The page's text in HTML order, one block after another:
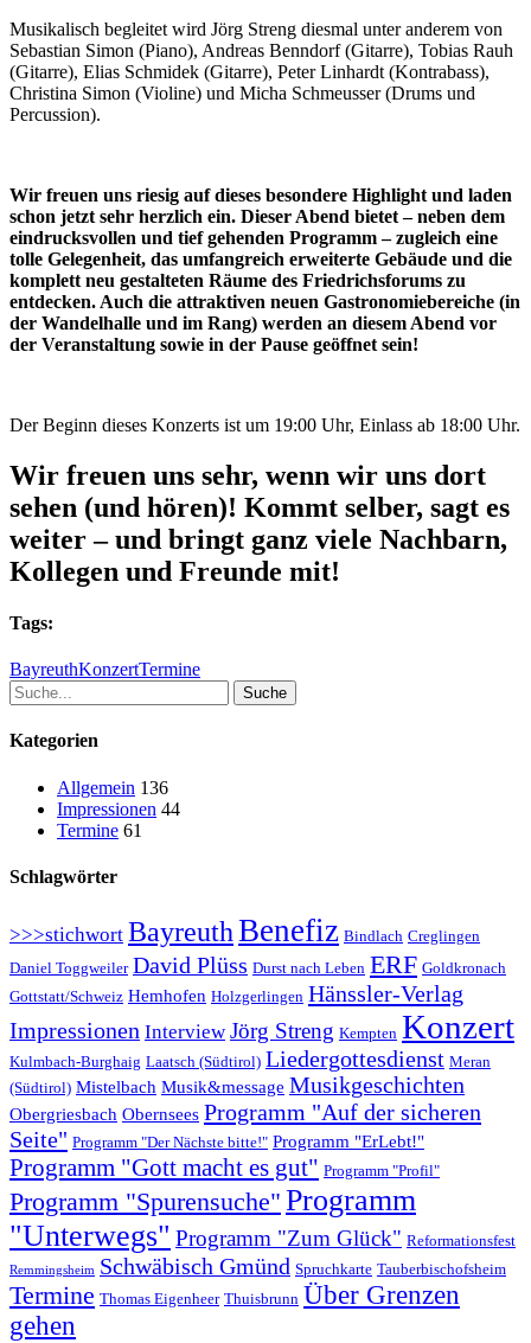
Musikalisch begleitet wird Jörg Streng diesmal unter anderem von
Sebastian Simon (Piano), Andreas Benndorf (Gitarre), Tobias Rauh
(Gitarre), Elias Schmidek (Gitarre), Peter Linhardt (Kontrabass),
Christina Simon (Violine) und Micha Schmeusser (Drums und
Percussion).
Wir freuen uns riesig auf dieses besondere Highlight und laden
schon jetzt sehr herzlich ein. Dieser Abend bietet – neben dem
eindrucksvollen und tief gehenden Programm – zugleich eine
tolle Gelegenheit, das umfangreich erweiterte Gebäude und die
komplett neu gestalteten Räume des Friedrichsforums zu
entdecken. Auch die attraktiven neuen Gastronomiebereiche (in
der Wandelhalle und im Rang) werden an diesem Abend vor
der Veranstaltung sowie in der Pause geöffnet sein!
Der Beginn dieses Konzerts ist um 19:00 Uhr, Einlass ab 18:00 Uhr.
Wir freuen uns sehr, wenn wir uns dort
sehen (und hören)! Kommt selber, sagt es
weiter – und bringt ganz viele Nachbarn,
Kollegen und Freunde mit!
Tags:
BayreuthKonzertTermine
Suche
Kategorien
Allgemein 136
Impressionen 44
Termine 61
Schlagwörter
>>>stichwort BayreuthBenefiz Bindlach Creglingen
Daniel Toggweiler David Plüss Durst nach Leben ERF Goldkronach
Gottstatt/Schweiz Hemhofen Holzgerlingen Hänssler-Verlag
Impressionen Interview Jörg Streng Kempten Konzert
Kulmbach-Burghaig Laatsch (Südtirol) Liedergottesdienst Meran
(Südtirol) Mistelbach Musik&message Musikgeschichten
Obergriesbach Obernsees Programm "Auf der sicheren
Seite" Programm "Der Nächste bitte!" Programm "ErLebt!"
Programm "Gott macht es gut" Programm "Profil"
Programm "Spurensuche" Programm
"Unterwegs" Programm "Zum Glück" Reformationsfest
Remmingsheim Schwäbisch Gmünd Spruchkarte Tauberbischofsheim
Termine Thomas Eigenheer Thuisbrunn Über Grenzen
gehen